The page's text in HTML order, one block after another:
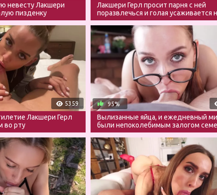
невесту Лакшери
пизденку
Лакшери Герл просит парня с ней
поразвлечься и голая усаживается
член
5359
Лакшери Герл
во рту
95%
Вылизанные яйца, и ежедневный
были непоколебимым залогом
счастья